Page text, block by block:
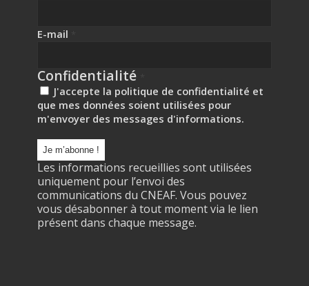
E-mail
Confidentialité
J'accepte la politique de confidentialité et
que mes données soient utilisées pour
m'envoyer des messages d'informations.
Les informations recueillies sont utilisées
uniquement pour l’envoi des
communications du CNEAF. Vous pouvez
vous désabonner à tout moment via le lien
présent dans chaque message.